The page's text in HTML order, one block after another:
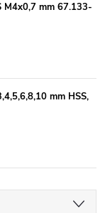
M4x0,7 mm 67.133-
mm HSS,